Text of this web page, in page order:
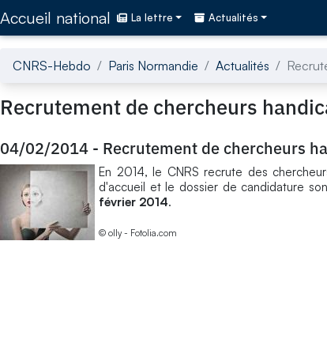
Accueil national La lettre Actualités
CNRS-Hebdo Paris Normandie Actualités
Recrutement de chercheurs
04/02/2014 - Recrutement de chercheurs
En 2014, le CNRS recrute des
d'accueil et le dossier de candidature
février 2014.
© olly - Fotolia.com